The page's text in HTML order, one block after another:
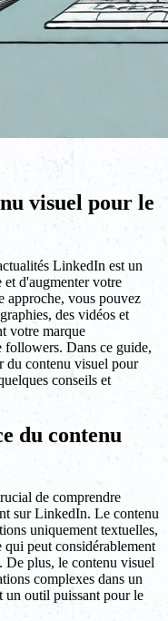
visuel pour le
LinkedIn est un
d'augmenter votre
approche, vous pouvez
des vidéos et
votre marque
followers. Dans ce guide,
du contenu visuel pour
conseils et
du contenu
de comprendre
sur LinkedIn. Le contenu
uniquement textuelles,
qui peut considérablement
De plus, le contenu visuel
complexes dans un
un outil puissant pour le